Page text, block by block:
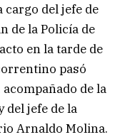
cargo del jefe de
de la Policía de
en la tarde de
pasó
de la
del jefe de la
Arnaldo Molina.